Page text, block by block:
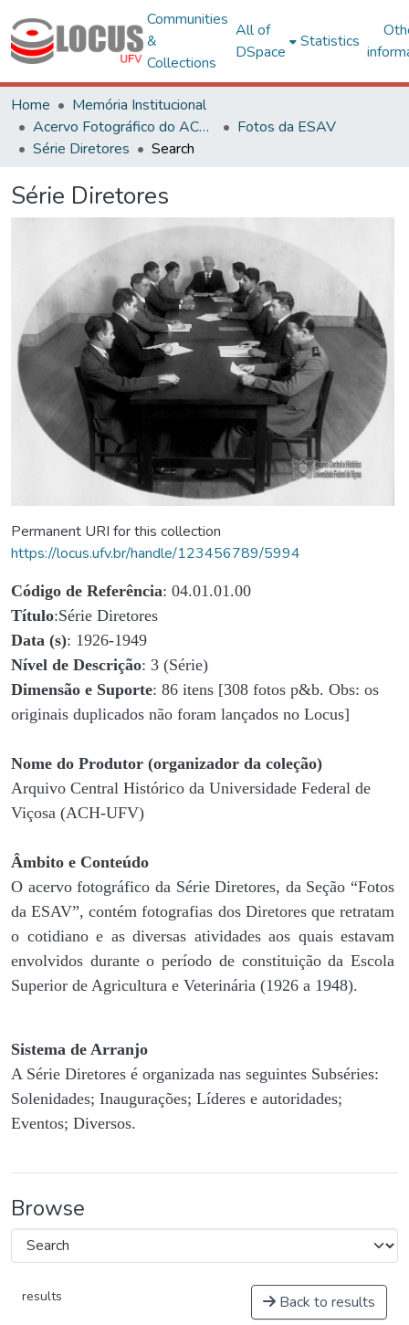
Communities
&
Collections
All of
DSpace
Statistics
Home
Memória Institucional
Acervo Fotográfico do ACH-UFV
Fotos da ESAV
Série Diretores
Search
Série Diretores
Permanent URI for this collection
https://locus.ufv.br/handle/123456789/5994
Código de Referência: 04.01.01.00
Título:Série Diretores
Data (s): 1926-1949
Nível de Descrição: 3 (Série)
Dimensão e Suporte: 86 itens [308 fotos p&b. Obs: os
originais duplicados não foram lançados no Locus]
Nome do Produtor (organizador da coleção)
Arquivo Central Histórico da Universidade Federal de
Viçosa (ACH-UFV)
Âmbito e Conteúdo
O acervo fotográfico da Série Diretores, da Seção “Fotos
da ESAV”, contém fotografias dos Diretores que retratam
o cotidiano e as diversas atividades aos quais estavam
envolvidos durante o período de constituição da Escola
Superior de Agricultura e Veterinária (1926 a 1948).
Sistema de Arranjo
A Série Diretores é organizada nas seguintes Subséries:
Solenidades; Inaugurações; Líderes e autoridades;
Eventos; Diversos.
Browse
results Back to results